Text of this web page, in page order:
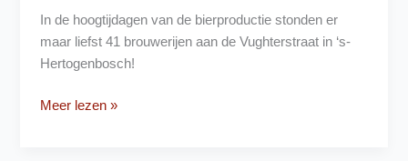
In de hoogtijdagen van de bierproductie stonden er
maar liefst 41 brouwerijen aan de Vughterstraat in ‘s-
Hertogenbosch!
41
Meer lezen »